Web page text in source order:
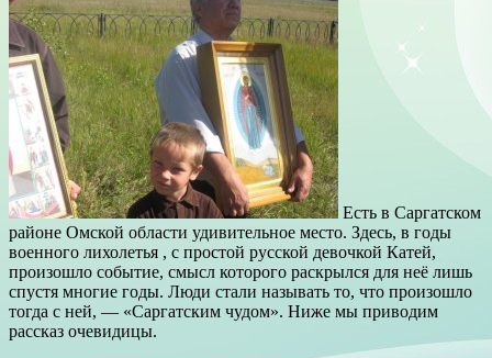
Есть в Саргатском
районе Омской области удивительное место. Здесь, в годы
военного лихолетья , с простой русской девочкой Катей,
произошло событие, смысл которого раскрылся для неё лишь
спустя многие годы. Люди стали называть то, что произошло
тогда с ней, — «Саргатским чудом». Ниже мы приводим
рассказ очевидицы.